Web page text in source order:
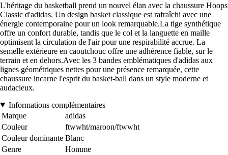
L'héritage du basketball prend un nouvel élan avec la chaussure Hoops
Classic d'adidas. Un design basket classique est rafraîchi avec une
énergie contemporaine pour un look remarquable.La tige synthétique
offre un confort durable, tandis que le col et la languette en maille
optimisent la circulation de l'air pour une respirabilité accrue. La
semelle extérieure en caoutchouc offre une adhérence fiable, sur le
terrain et en dehors.Avec les 3 bandes emblématiques d'adidas aux
lignes géométriques nettes pour une présence remarquée, cette
chaussure incarne l'esprit du basket-ball dans un style moderne et
audacieux.
Informations complémentaires
Marque
adidas
Couleur
ftwwht/maroon/ftwwht
Couleur dominante Blanc
Genre
Homme